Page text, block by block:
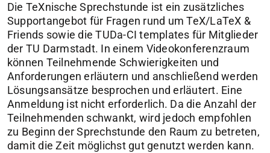
Die TeXnische Sprechstunde ist ein zusätzliches
Supportangebot für Fragen rund um TeX/LaTeX &
Friends sowie die TUDa-CI templates für Mitglieder
der TU Darmstadt. In einem Videokonferenzraum
können Teilnehmende Schwierigkeiten und
Anforderungen erläutern und anschließend werden
Lösungsansätze besprochen und erläutert. Eine
Anmeldung ist nicht erforderlich. Da die Anzahl der
Teilnehmenden schwankt, wird jedoch empfohlen
zu Beginn der Sprechstunde den Raum zu betreten,
damit die Zeit möglichst gut genutzt werden kann.